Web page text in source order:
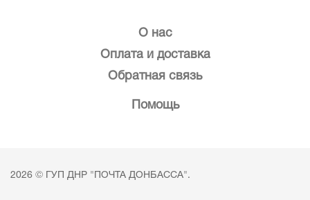
О нас
Оплата и доставка
Обратная связь
Помощь
2026 © ГУП ДНР "ПОЧТА ДОНБАССА".